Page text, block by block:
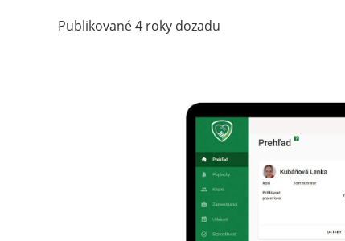
Publikované4 roky dozadu